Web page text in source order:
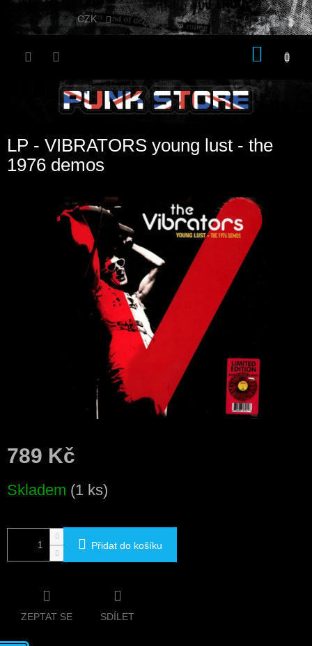
Přejít
CZK
LP - VIBRATORS young lust - the
1976 demos
789 Kč
cena:
Skladem (1 ks)
Přidat do košíku
ZEPTAT SE SDÍLET